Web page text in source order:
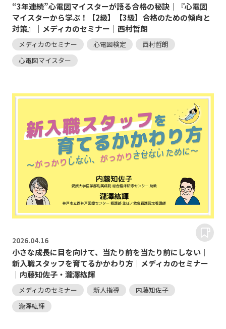
“3年連続”心電図マイスターが語る合格の秘訣｜『心電図
マイスターから学ぶ！【2級】【3級】合格のための傾向と
対策』｜メディカのセミナー｜西村哲朗
メディカのセミナー 心電図検定
西村哲朗
心電図マイスター
2026.04.16
小さな成長に目を向けて、当たり前を当たり前にしない｜
新入職スタッフを育てるかかわり方｜メディカのセミナー
｜内藤知佐子・瀧澤紘輝
メディカのセミナー 新人指導
内藤知佐子
瀧澤紘輝